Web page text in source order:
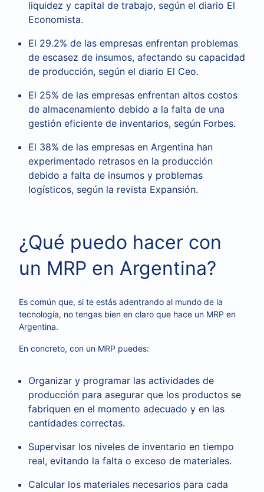
liquidez y capital de trabajo, según el diario El
Economista.
El 29.2% de las empresas enfrentan problemas
de escasez de insumos, afectando su capacidad
de producción, según el diario El Ceo.
El 25% de las empresas enfrentan altos costos
de almacenamiento debido a la falta de una
gestión eficiente de inventarios, según Forbes.
El 38% de las empresas en Argentina han
experimentado retrasos en la producción
debido a falta de insumos y problemas
logísticos, según la revista Expansión.
¿Qué puedo hacer con
un MRP en Argentina?
Es común que, si te estás adentrando al mundo de la
tecnología, no tengas bien en claro que hace un MRP en
Argentina.
En concreto, con un MRP puedes:
Organizar y programar las actividades de
producción para asegurar que los productos se
fabriquen en el momento adecuado y en las
cantidades correctas.
Supervisar los niveles de inventario en tiempo
real, evitando la falta o exceso de materiales.
Calcular los materiales necesarios para cada